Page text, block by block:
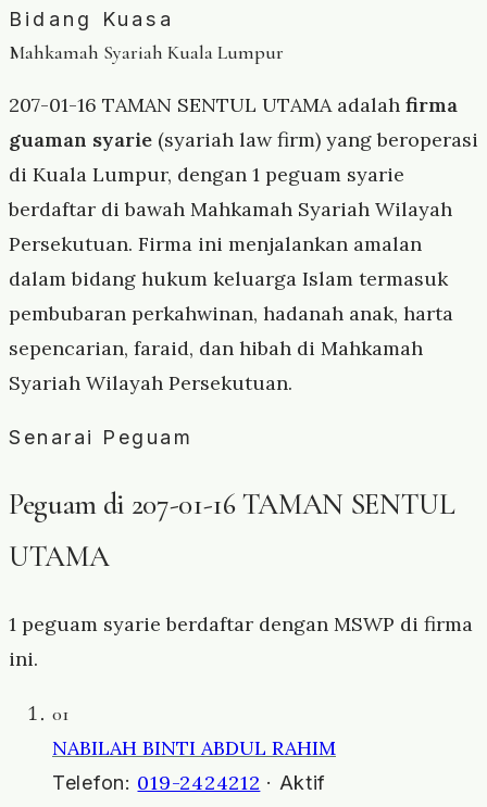
Bidang Kuasa
Mahkamah Syariah Kuala Lumpur
207-01-16 TAMAN SENTUL UTAMA adalah firma
guaman syarie (syariah law firm) yang beroperasi
di Kuala Lumpur, dengan 1 peguam syarie
berdaftar di bawah Mahkamah Syariah Wilayah
Persekutuan. Firma ini menjalankan amalan
dalam bidang hukum keluarga Islam termasuk
pembubaran perkahwinan, hadanah anak, harta
sepencarian, faraid, dan hibah di Mahkamah
Syariah Wilayah Persekutuan.
Senarai Peguam
Peguam di 207-01-16 TAMAN SENTUL
UTAMA
1 peguam syarie berdaftar dengan MSWP di firma
ini.
01
NABILAH BINTI ABDUL RAHIM
Telefon: 019-2424212 · Aktif